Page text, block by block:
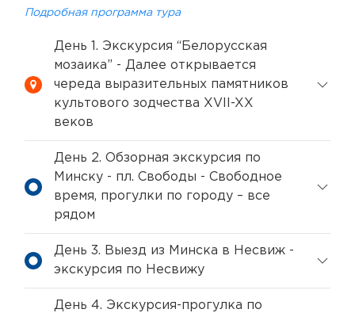
Подробная программа тура
День 1. Экскурсия “Белорусская
мозаика” - Далее открывается
череда выразительных памятников
культового зодчества XVII-XX
веков
День 2. Обзорная экскурсия по
Минску - пл. Свободы - Свободное
время, прогулки по городу – все
рядом
День 3. Выезд из Минска в Несвиж -
экскурсия по Несвижу
День 4. Экскурсия-прогулка по